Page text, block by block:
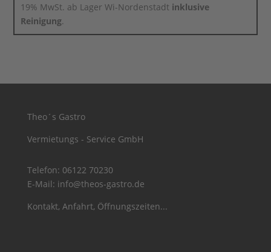
19% MwSt. ab Lager Wi-Nordenstadt inklusive
Reinigung.
Theo´s Gastro
Vermietungs - Service GmbH
Telefon: 06122 70230
E-Mail: info@theos-gastro.de
Kontakt, Anfahrt, Öffnungszeiten...